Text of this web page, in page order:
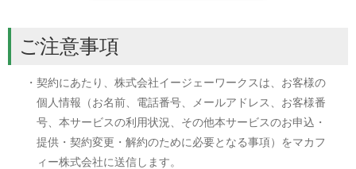
ご注意事項
・契約にあたり、株式会社イージェーワークスは、お客様の
個人情報（お名前、電話番号、メールアドレス、お客様番
号、本サービスの利用状況、その他本サービスのお申込・
提供・契約変更・解約のために必要となる事項）をマカフ
ィー株式会社に送信します。